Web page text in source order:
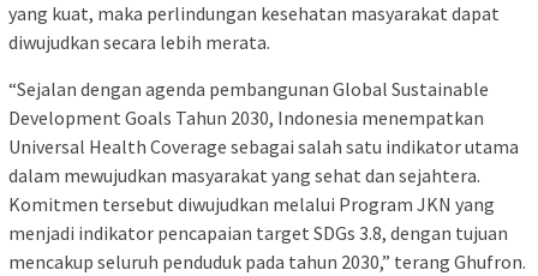
yang kuat, maka perlindungan kesehatan masyarakat dapat
diwujudkan secara lebih merata.
“Sejalan dengan agenda pembangunan Global Sustainable
Development Goals Tahun 2030, Indonesia menempatkan
Universal Health Coverage sebagai salah satu indikator utama
dalam mewujudkan masyarakat yang sehat dan sejahtera.
Komitmen tersebut diwujudkan melalui Program JKN yang
menjadi indikator pencapaian target SDGs 3.8, dengan tujuan
mencakup seluruh penduduk pada tahun 2030,” terang Ghufron.